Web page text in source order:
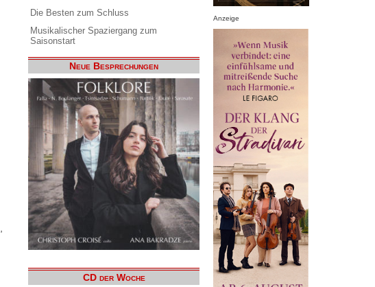
Die Besten zum Schluss
Musikalischer Spaziergang zum
Saisonstart
Neue Besprechungen
CD der Woche
Anzeige